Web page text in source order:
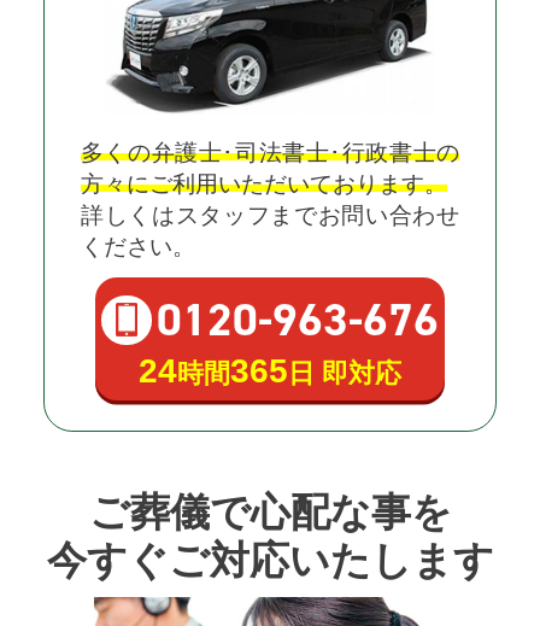
多くの弁護士･司法書士･行政書士の
方々にご利用いただいております。
詳しくはスタッフまでお問い合わせ
ください。
0120-963-676
24時間365 日 即対応
ご葬儀で心配な事を
今すぐご対応いたします